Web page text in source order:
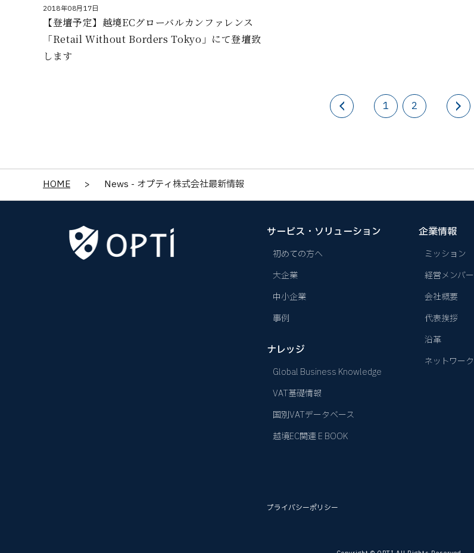
2018年08月17日
【登壇予定】越境ECグローバルカンファレンス
「Retail Without Borders Tokyo」にて登壇致
します
1 2
HOME > News - オプティ株式会社最新情報
サービス・ソリューション
初めての方へ
大企業
中小企業
事例
ナレッジ
Global Business Knowledge
VAT基礎情報
国別VATデータベース
越境EC関連 E BOOK
企業情報
ミッション
経営メンバー
会社概要
代表挨拶
沿革
ネットワーク
プライバシーポリシー